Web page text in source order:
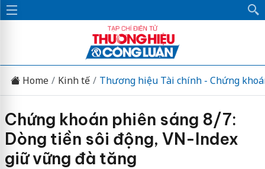
Home Kinh tế Thương hiệu Tài chính - Chứng
Chứng khoán phiên sáng 8/7:
Dòng tiền sôi động, VN-Index
giữ vững đà tăng